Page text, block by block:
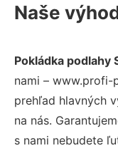
Naše
Pokládka podlahy
nami – www.profi-
prehľad hlavných
na nás.
s nami nebudete